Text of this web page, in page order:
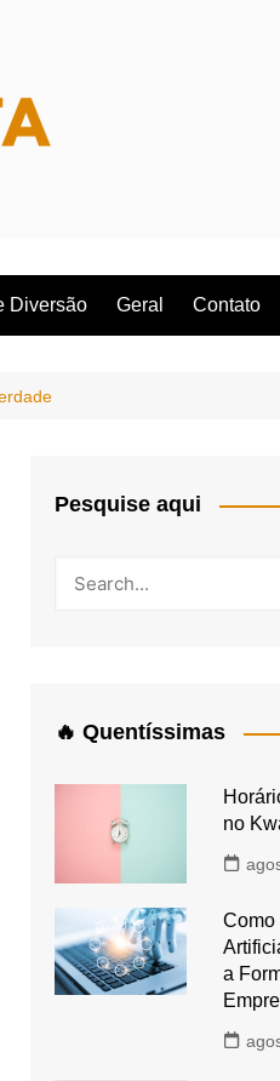
Diversão Geral Contato
Pesquise aqui
🔥 Quentíssimas
no
Como
a